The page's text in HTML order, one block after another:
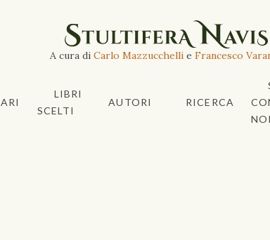
A cura di Carlo Mazzucchellie Francesco
LIBRI
SCELTI
AUTORI RICERCA
NOI